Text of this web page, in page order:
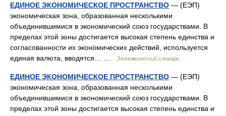
ЕДИНОЕ ЭКОНОМИЧЕСКОЕ ПРОСТРАНСТВО — (ЕЭП)
экономическая зона, образованная несколькими
объединившимися в экономический союз государствами. В
пределах этой зоны достигается высокая степень единства и
согласованности их экономических действий, используется
единая валюта, вводятся… …
Экономический словарь
ЕДИНОЕ ЭКОНОМИЧЕСКОЕ ПРОСТРАНСТВО — (ЕЭП)
экономическая зона, образованная несколькими
объединившимися в экономический союз государствами. В
пределах этой зоны достигается высокая степень единства и